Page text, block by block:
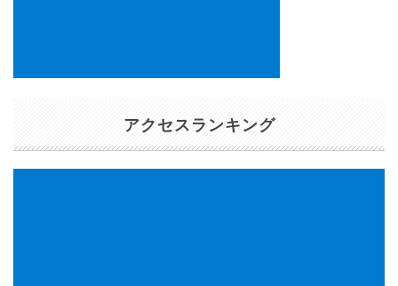
アクセスランキング